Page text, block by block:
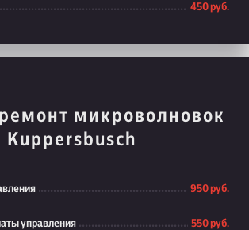
450 руб.
микроволновок
Kuppersbusch
950 руб.
управления 550 руб.